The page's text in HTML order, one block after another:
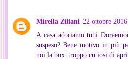
Mirella Ziliani 22 ottobre
A casa adoriamo tutti
sospeso? Bene motivo in più
noi la box..troppo curiosi di